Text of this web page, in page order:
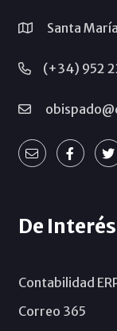
Santa
(+34) 952
De Interés
Contabilidad
Correo 365